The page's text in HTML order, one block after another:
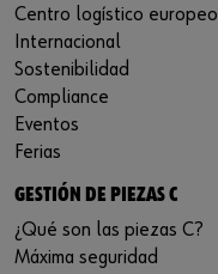
Centro logístico europeo
Internacional
Sostenibilidad
Compliance
Eventos
Ferias
GESTIÓN DE PIEZAS C
¿Qué son las piezas C?
Máxima seguridad